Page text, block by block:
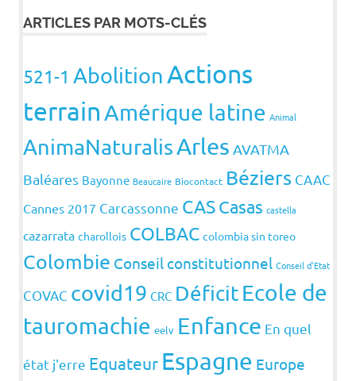
ARTICLES PAR MOTS-CLÉS
521-1 AbolitionActions
terrainAmérique latine Animal
AnimaNaturalisArles AVATMA
Baléares Bayonne Beaucaire Biocontact Béziers CAAC
Cannes 2017 Carcassonne CASCasas castella
cazarrata charollois COLBAC colombia sin toreo
Colombie Conseil constitutionnel Conseil d'Etat
COVAC covid19 CRC DéficitEcole de
tauromachie eelv Enfance En quel
état j'erre Equateur Espagne Europe